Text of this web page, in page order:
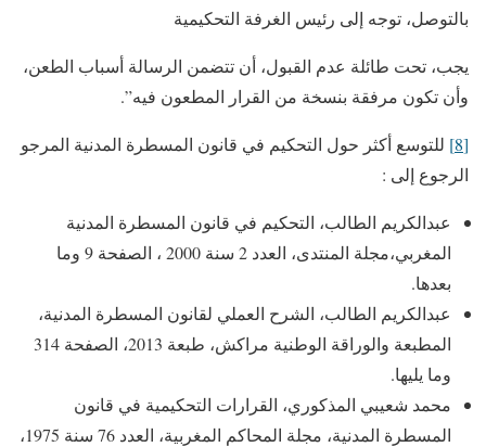
بالتوصل، توجه إلى رئيس الغرفة التحكيمية
يجب، تحت طائلة عدم القبول، أن تتضمن الرسالة أسباب الطعن،
وأن تكون مرفقة بنسخة من القرار المطعون فيه”.
[8]
للتوسع أكثر حول التحكيم في قانون المسطرة المدنية المرجو
الرجوع إلى :
عبدالكريم الطالب، التحكيم في قانون المسطرة المدنية
المغربي،مجلة المنتدى، العدد 2 سنة 2000 ، الصفحة 9 وما
بعدها.
عبدالكريم الطالب، الشرح العملي لقانون المسطرة المدنية،
المطبعة والوراقة الوطنية مراكش، طبعة 2013، الصفحة 314
وما يليها.
محمد شعيبي المذكوري، القرارات التحكيمية في قانون
المسطرة المدنية، مجلة المحاكم المغربية، العدد 76 سنة 1975،